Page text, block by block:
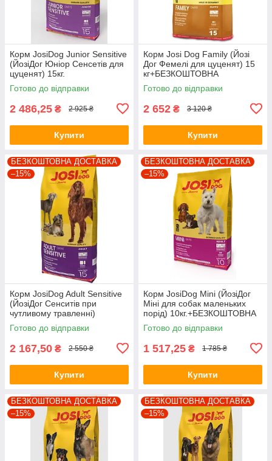
Корм JosiDog Junior Sensitive
(ЙозіДог Юніор Сенсетів для
цуценят) 15кг.
+БЕЗКОШТОВНА ДОСТАВКА!
Готово до відправки
2 486,25 ₴ 2 925 ₴
Купити
Корм Josi Dog Family (Йозі
Дог Фемелі для цуценят) 15
кг+БЕЗКОШТОВНА
ДОСТАВКА!
Готово до відправки
2 652 ₴ 3 120 ₴
Купити
БЕЗКОШТОВНА ДОСТАВКА
–15%
Корм JosiDog Adult Sensitive
(ЙозіДог Сенситів при
чутливому травленні)
15кг.+БЕЗКОШТОВНА
ДОСТАВКА
Готово до відправки
2 167,50 ₴ 2 550 ₴
Купити
БЕЗКОШТОВНА ДОСТАВКА
–15%
Корм JosiDog Mini (ЙозіДог
Міні для собак маленьких
порід) 10кг.+БЕЗКОШТОВНА
ДОСТАВКА!
Готово до відправки
1 517,25 ₴ 1 785 ₴
Купити
БЕЗКОШТОВНА ДОСТАВКА
–15%
БЕЗКОШТОВНА ДОСТАВКА
–15%